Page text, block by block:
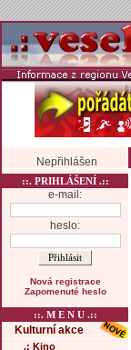
Nepřihlášen
::. PRIHLÁŠENÍ .::
e-mail:
heslo:
Nová registrace
Zapomenuté heslo
::. M E N U .::
Kulturní akce
.: Kino